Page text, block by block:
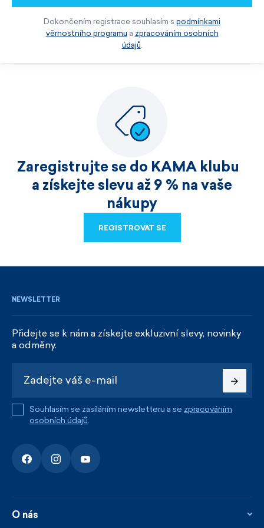
Dokončením registrace souhlasím s podmínkami
věrnostního programu a zpracováním osobních
údajů.
Zaregistrujte se do KAMA klubu
a získejte slevu až 9 % na vaše
nákupy
REGISTROVAT SE
NEWSLETTER
Přidejte se k nám a získejte exkluzivní slevy, novinky
a odměny.
Souhlasím se zasíláním newsletteru a se zpracováním
osobních údajů.
O nás